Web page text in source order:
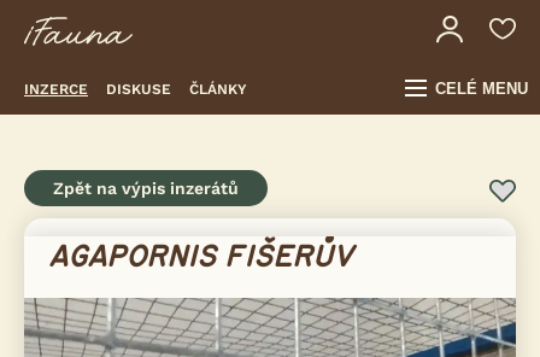
INZERCE DISKUSE ČLÁNKY CELÉ MENU
Zpět na výpis inzerátů
AGAPORNIS FIŠERŮV